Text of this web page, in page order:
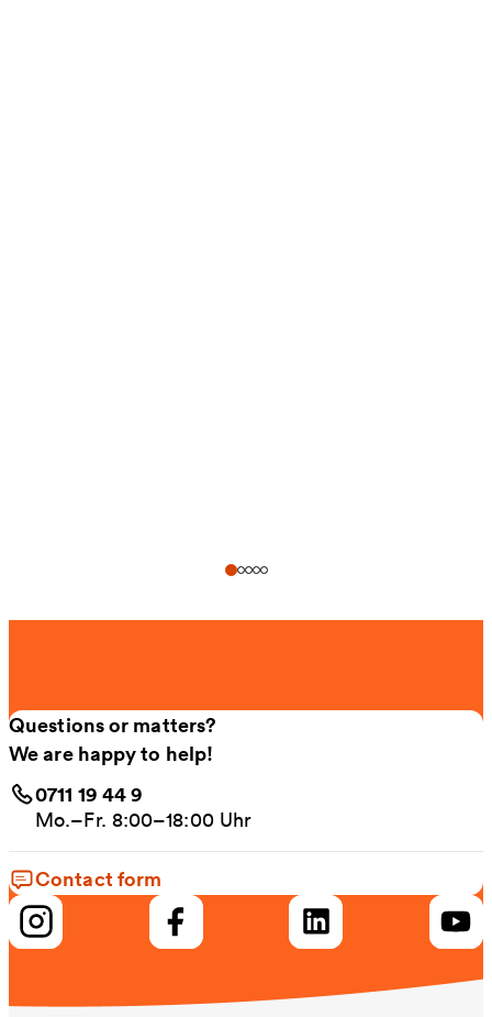
Questions or matters?
We are happy to help!
0711 19 44 9
Mo.–Fr. 8:00–18:00 Uhr
Contact form